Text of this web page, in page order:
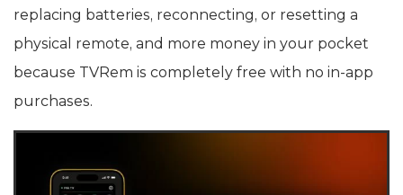
replacing batteries, reconnecting, or resetting a
physical remote, and more money in your pocket
because TVRem is completely free with no in-app
purchases.